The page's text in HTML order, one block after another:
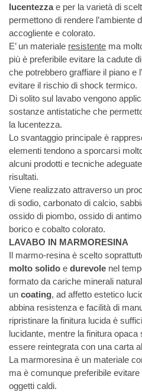
lucentezzae per la varietà di
permettono di rendere l’ambiente
accogliente e colorato.
E’ un materiale resistente ma
più è preferibile evitare la cadute
che potrebbero graffiare il piano e
evitare il rischio di shock termico.
Di solito sul lavabo vengono
sostanze antistatiche che
la lucentezza.
Lo svantaggio principale è
elementi tendono a sporcarsi
alcuni prodotti e tecniche
risultati.
Viene realizzato attraverso un
di sodio, carbonato di calcio,
ossido di piombo, ossido di
borico e cobalto colorato.
LAVABO IN MARMORESINA
Il marmo-resina è scelto
molto solido e durevole nel
formato da cariche minerali
un coating, ad affetto estetico
abbina resistenza e facilità di
ripristinare la finitura lucida è
lucidante, mentre la finitura
essere reintegrata con una carta
La marmoresina è un materiale
ma è comunque preferibile
oggetti caldi.